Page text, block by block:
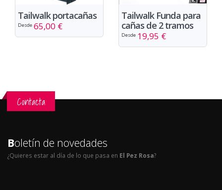
Tailwalk portacañas
Desde 65,00 €
Tailwalk Funda para
cañas de 2 tramos
Desde 19,95 €
Contacta
Boletín de novedades
¿Quieres estar al día de lo que pasa en El Pez Rosa?